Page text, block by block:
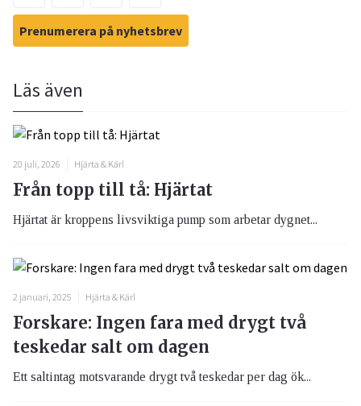
Prenumerera på nyhetsbrev
Läs även
20 juli, 2026 Hjärta & Kärl
Från topp till tå: Hjärtat
Hjärtat är kroppens livsviktiga pump som arbetar dygnet...
2 januari, 2025 Hjärta & Kärl
Forskare: Ingen fara med drygt två
teskedar salt om dagen
Ett saltintag motsvarande drygt två teskedar per dag ök...